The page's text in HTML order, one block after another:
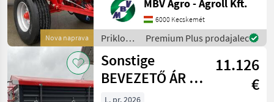
Nova naprava
kizárólag az MBV AGRO!
Vásároljon közvetlenül az
importőrtől, a régió
legnagyobb PALAZ
keresked
MBV Agro - Agroll Kft.
6000 Kecskemét
Priklopniki
/
Sonstige
Premium Plus prodajalec
Sonstige
BEVEZETŐ ÁR I
PALAZ Tandem
11.126
€
L. pr. 2026